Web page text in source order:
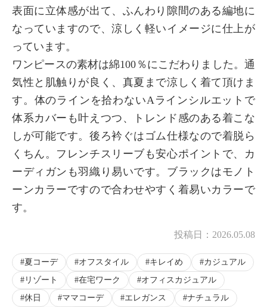
表面に立体感が出て、ふんわり隙間のある編地に
なっていますので、涼しく軽いイメージに仕上が
っています。
ワンピースの素材は綿100％にこだわりました。通
気性と肌触りが良く、真夏まで涼しく着て頂けま
す。体のラインを拾わないAラインシルエットで
体系カバーも叶えつつ、トレンド感のある着こな
しが可能です。後ろ衿ぐはゴム仕様なので着脱ら
くちん。フレンチスリーブも安心ポイントで、カ
ーディガンも羽織り易いです。ブラックはモノト
ーンカラーですので合わせやすく着易いカラーで
す。
投稿日： 2026.05.08
夏コーデ オフスタイル キレイめ
カジュアル
リゾート
在宅ワーク
オフィスカジュアル
休日
ママコーデ エレガンス
ナチュラル